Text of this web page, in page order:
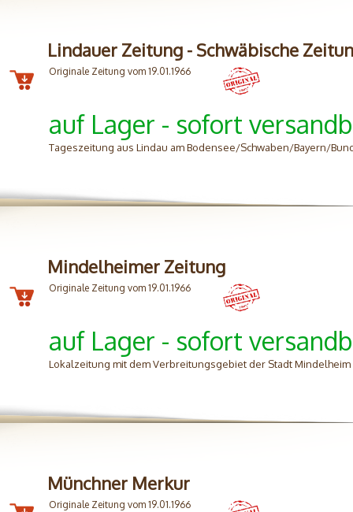
Lindauer Zeitung - Schwäbische
Originale Zeitung vom 19.01.1966
auf Lager - sofort
Tageszeitung aus Lindau am Bodensee/Schwaben/Bayern/
Mindelheimer Zeitung
Originale Zeitung vom 19.01.1966
auf Lager - sofort
Lokalzeitung mit dem Verbreitungsgebiet der Stadt
Münchner Merkur
Originale Zeitung vom 19.01.1966